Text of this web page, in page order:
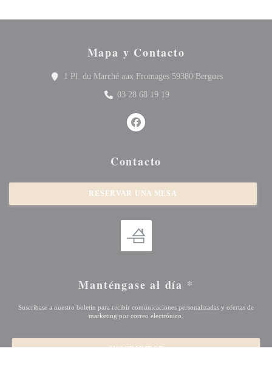
Mapa y Contacto
1 Pl. du Marché aux Fromages 59380 Bergues((abre en una
03 28 68 19 19
Facebook ((abre en una nueva
Contacto
RESERVAR UNA MESA
Manténgase al día *
Suscríbase a nuestro boletín para recibir comunicaciones personalizadas y ofertas de
marketing por correo electrónico.
SUSCRIBIRSE